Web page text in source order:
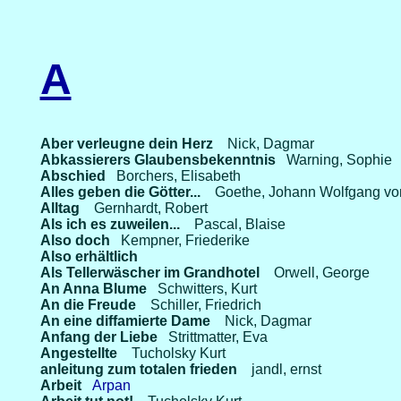
A
Aber verleugne dein Herz
Nick, Dagmar
Abkassierers Glaubensbekenntnis
Warning, Sophie
Abschied
Borchers, Elisabeth
Alles geben die Götter...
Goethe, Johann Wolfgang
Alltag
Gernhardt, Robert
Als ich es zuweilen...
Pascal, Blaise
Also doch
Kempner, Friederike
Also erhältlich
Als Tellerwäscher im Grandhotel
Orwell, George
An Anna Blume
Schwitters, Kurt
An die Freude
Schiller, Friedrich
An eine diffamierte Dame
Nick, Dagmar
Anfang der Liebe
Strittmatter, Eva
Angestellte
Tucholsky Kurt
anleitung zum totalen frieden
jandl, ernst
ArbeitArpan